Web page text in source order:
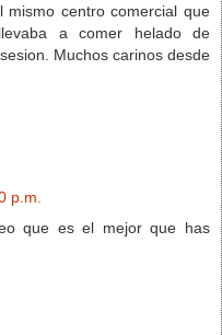
centro comercial que
a comer helado de
Muchos carinos desde
p.m.
que es el mejor que has